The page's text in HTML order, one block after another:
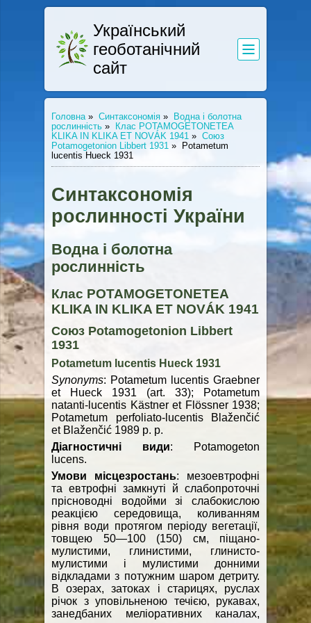
Український
геоботанічний
сайт
Головна » Синтаксономія »
Водна і болотна
рослинність »
Клас POTAMOGETONETEA
KLIKA IN KLIKA ET NOVÁK 1941 » Союз
Potamogetonion Libbert 1931 »
Potametum
lucentis Hueck 1931
Синтаксономія
рослинності України
Водна і болотна
рослинність
Клас POTAMOGETONETEA
KLIKA IN KLIKA ET NOVÁK 1941
Союз Potamogetonion Libbert
1931
Potametum lucentis Hueck 1931
Synonyms: Potametum lucentis Graеbner
et Hueck 1931 (art. 33); Potametum
natanti-lucentis Kästner et Flössner 1938;
Potametum perfoliato-lucentis Blaženčić
et Blaženčić 1989 p. p.
Діагностичні види: Potamogeton
lucens.
Умови місцезростань: мезоевтрофні
та евтрофні замкнуті й слабопроточні
прісноводні водойми зі слабокислою
реакцією середовища, коливанням
рівня води протягом періоду вегетації,
товщею 50—100 (150) см, піщано-
мулистими, глинистими, глинисто-
мулистими і мулистими донними
відкладами з потужним шаром детриту.
В озерах, затоках і старицях, руслах
річок з уповільненою течією, рукавах,
занедбаних меліоративних каналах,